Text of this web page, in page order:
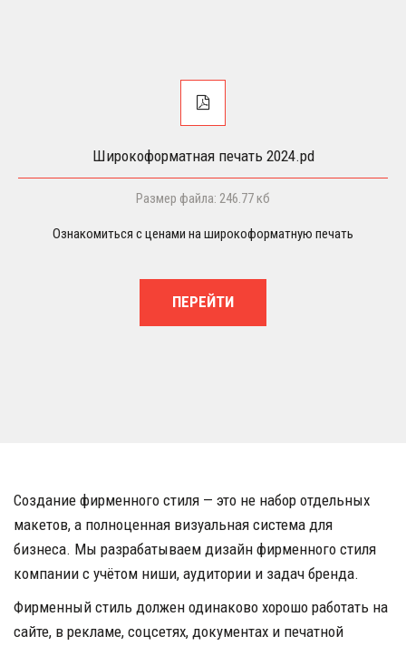
Широкоформатная печать 2024.pd
Размер файла: 246.77 кб
Ознакомиться с ценами на широкоформатную печать
ПЕРЕЙТИ
Создание фирменного стиля — это не набор отдельных
макетов, а полноценная визуальная система для
бизнеса. Мы разрабатываем дизайн фирменного стиля
компании с учётом ниши, аудитории и задач бренда.
Фирменный стиль должен одинаково хорошо работать на
сайте, в рекламе, соцсетях, документах и печатной